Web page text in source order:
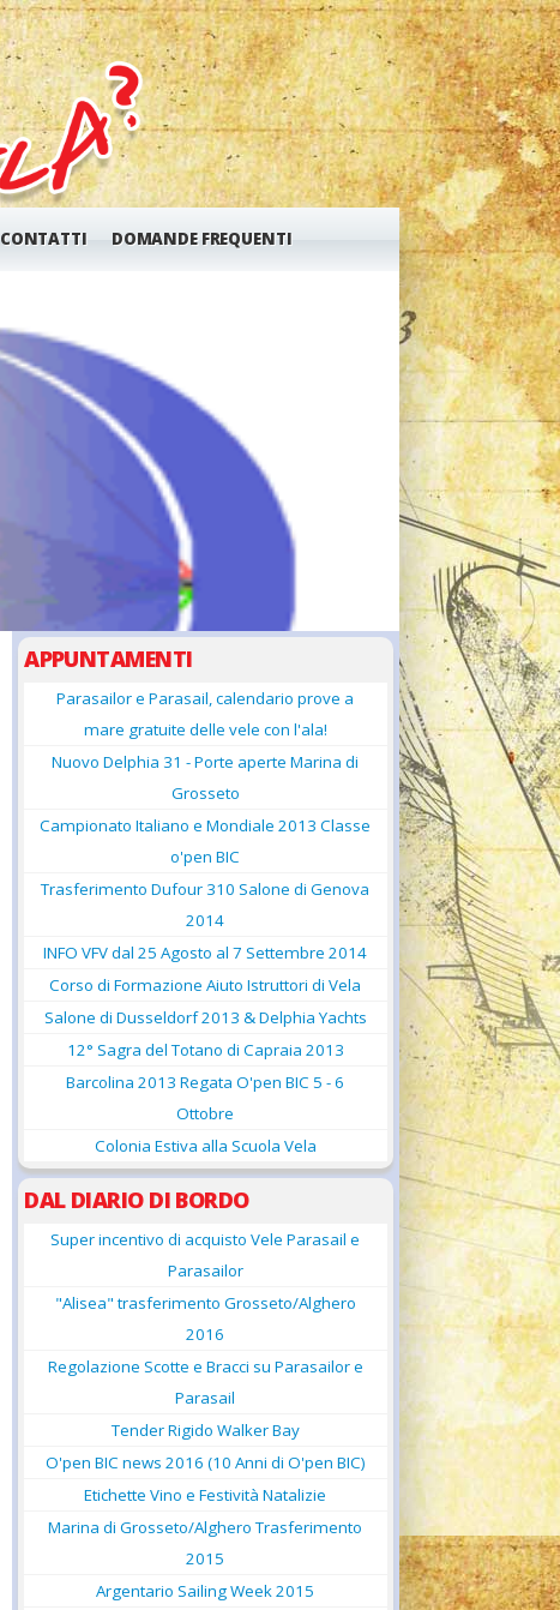
CONTATTI DOMANDE FREQUENTI
APPUNTAMENTI
Parasailor e Parasail, calendario prove a
mare gratuite delle vele con l'ala!
Nuovo Delphia 31 - Porte aperte Marina di
Grosseto
Campionato Italiano e Mondiale 2013 Classe
o'pen BIC
Trasferimento Dufour 310 Salone di Genova
2014
INFO VFV dal 25 Agosto al 7 Settembre 2014
Corso di Formazione Aiuto Istruttori di Vela
Salone di Dusseldorf 2013 & Delphia Yachts
12° Sagra del Totano di Capraia 2013
Barcolina 2013 Regata O'pen BIC 5 - 6
Ottobre
Colonia Estiva alla Scuola Vela
DAL DIARIO DI BORDO
Super incentivo di acquisto Vele Parasail e
Parasailor
"Alisea" trasferimento Grosseto/Alghero
2016
Regolazione Scotte e Bracci su Parasailor e
Parasail
Tender Rigido Walker Bay
O'pen BIC news 2016 (10 Anni di O'pen BIC)
Etichette Vino e Festività Natalizie
Marina di Grosseto/Alghero Trasferimento
2015
Argentario Sailing Week 2015